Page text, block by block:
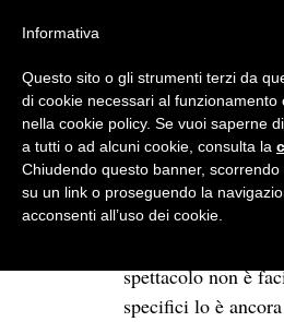
BROWSE
isola
Una breve
cubano: le
alimentano
spettacolo non è
specifici lo è
Informativa
Questo sito o gli strumenti terzi da
di cookie necessari al
nella cookie policy. Se vuoi saperne
a tutti o ad alcuni cookie, consulta la
Chiudendo questo banner,
su un link o proseguendo la
acconsenti all’uso dei cookie.